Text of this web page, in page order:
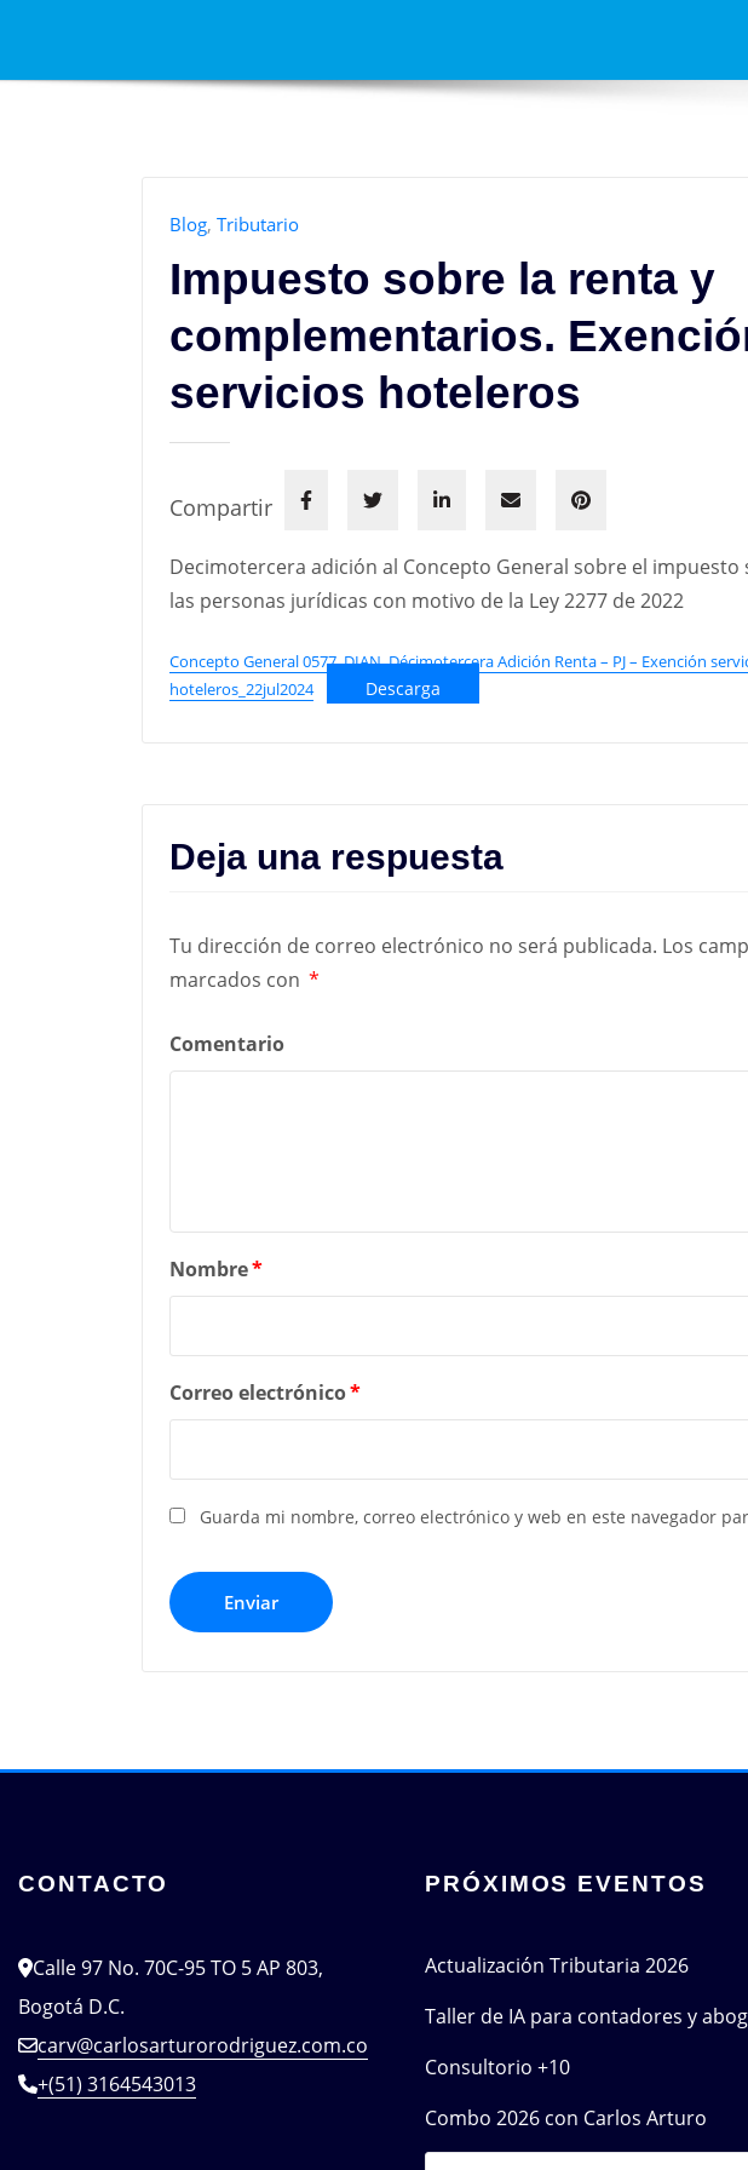
Blog, Tributario
Impuesto sobre la renta y
complementarios.
servicios hoteleros
Compartir
Decimotercera adición al Concepto General sobre el
las personas jurídicas con motivo de la Ley 2277 de 2022
Concepto General 0577_DIAN_Décimotercera Adición Renta – PJ – Exención
hoteleros_22jul2024
Descarga
Deja una respuesta
Tu dirección de correo electrónico no será publicada. Los
marcados con *
Comentario
Nombre*
Correo electrónico*
Guarda mi nombre, correo electrónico y web en este navegador
CONTACTO
Calle 97 No. 70C-95 TO 5 AP 803,
Bogotá D.C.
carv@carlosarturorodriguez.com.co
+(51) 3164543013
PRÓXIMOS EVENTOS
Actualización Tributaria 2026
Taller de IA para contadores y
Consultorio +10
Combo 2026 con Carlos Arturo